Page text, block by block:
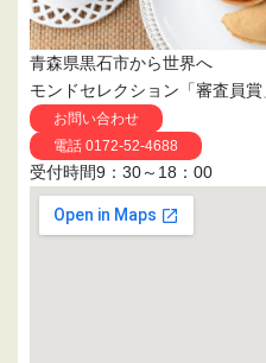
青森県黒石市から世界へ
モンドセレクション「審査員賞
お問い合わせ
電話 0172-52-4688
受付時間9：30～18：00